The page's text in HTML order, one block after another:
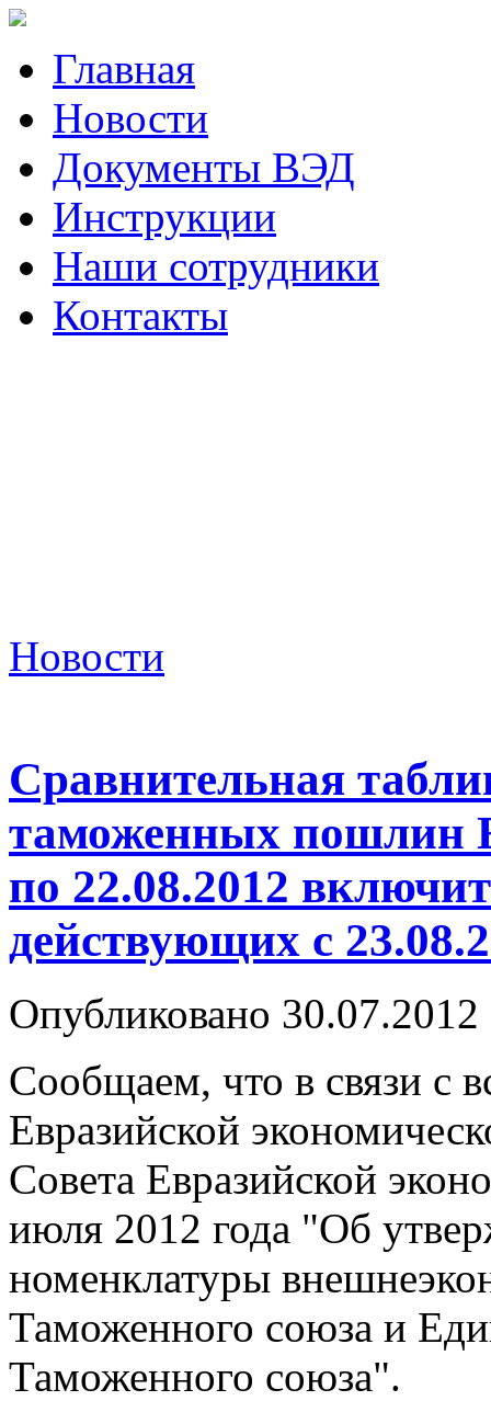
Главная
Новости
Документы ВЭД
Инструкции
Наши сотрудники
Контакты
Новости
Сравнительная
таможенных
по 22.08.2012
действующих с
Опубликовано 30.07.2012
Сообщаем, что в связи с
Евразийской
Совета Евразийской
июля 2012 года "Об
номенклатуры
Таможенного союза и
Таможенного союза".